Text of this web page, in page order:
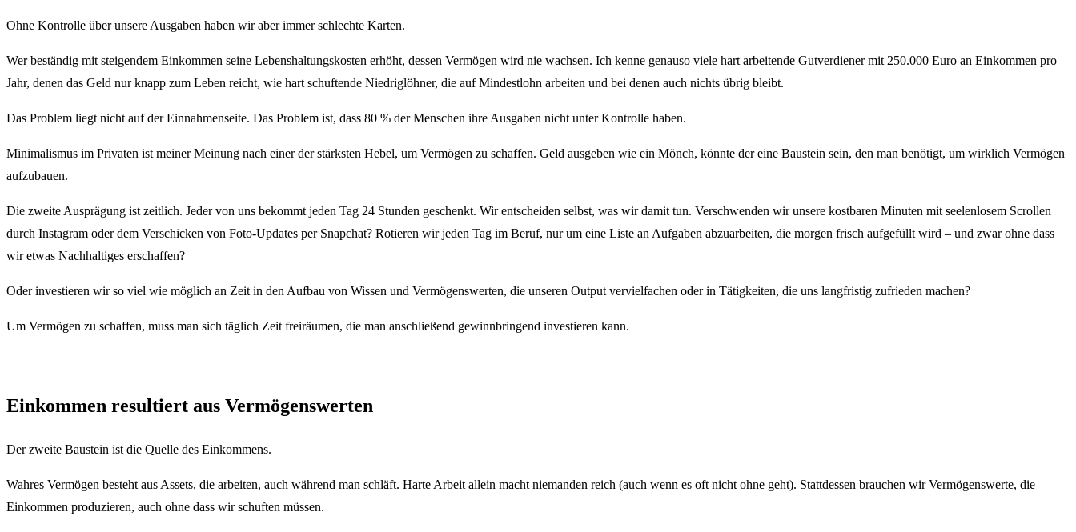
Ohne Kontrolle über unsere Ausgaben haben wir aber immer schlechte Karten.
Wer beständig mit steigendem Einkommen seine Lebenshaltungskosten erhöht, dessen Vermögen wird nie wachsen. Ich kenne genauso viele hart arbeitende Gutverdiener mit 250.000 Euro an Einkommen pro
Jahr, denen das Geld nur knapp zum Leben reicht, wie hart schuftende Niedriglöhner, die auf Mindestlohn arbeiten und bei denen auch nichts übrig bleibt.
Das Problem liegt nicht auf der Einnahmenseite. Das Problem ist, dass 80 % der Menschen ihre Ausgaben nicht unter Kontrolle haben.
Minimalismus im Privaten ist meiner Meinung nach einer der stärksten Hebel, um Vermögen zu schaffen. Geld ausgeben wie ein Mönch, könnte der eine Baustein sein, den man benötigt, um wirklich Vermögen
aufzubauen.
Die zweite Ausprägung ist zeitlich. Jeder von uns bekommt jeden Tag 24 Stunden geschenkt. Wir entscheiden selbst, was wir damit tun. Verschwenden wir unsere kostbaren Minuten mit seelenlosem Scrollen
durch Instagram oder dem Verschicken von Foto-Updates per Snapchat? Rotieren wir jeden Tag im Beruf, nur um eine Liste an Aufgaben abzuarbeiten, die morgen frisch aufgefüllt wird – und zwar ohne dass
wir etwas Nachhaltiges erschaffen?
Oder investieren wir so viel wie möglich an Zeit in den Aufbau von Wissen und Vermögenswerten, die unseren Output vervielfachen oder in Tätigkeiten, die uns langfristig zufrieden machen?
Um Vermögen zu schaffen, muss man sich täglich Zeit freiräumen, die man anschließend gewinnbringend investieren kann.
Einkommen resultiert aus Vermögenswerten
Der zweite Baustein ist die Quelle des Einkommens.
Wahres Vermögen besteht aus Assets, die arbeiten, auch während man schläft. Harte Arbeit allein macht niemanden reich (auch wenn es oft nicht ohne geht). Stattdessen brauchen wir Vermögenswerte, die
Einkommen produzieren, auch ohne dass wir schuften müssen.